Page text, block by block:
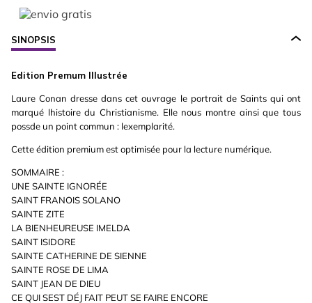
SINOPSIS
Edition Premum Illustrée
Laure Conan dresse dans cet ouvrage le portrait de Saints qui ont
marqué lhistoire du Christianisme. Elle nous montre ainsi que tous
possde un point commun : lexemplarité.
Cette édition premium est optimisée pour la lecture numérique.
SOMMAIRE :
UNE SAINTE IGNORÉE
SAINT FRANOIS SOLANO
SAINTE ZITE
LA BIENHEUREUSE IMELDA
SAINT ISIDORE
SAINTE CATHERINE DE SIENNE
SAINTE ROSE DE LIMA
SAINT JEAN DE DIEU
CE QUI SEST DÉJ FAIT PEUT SE FAIRE ENCORE